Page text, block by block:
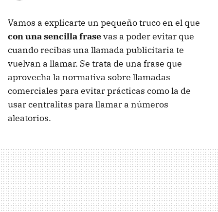
Vamos a explicarte un pequeño truco en el que
con una sencilla frasevas a poder evitar que
cuando recibas una llamada publicitaria te
vuelvan a llamar. Se trata de una frase que
aprovecha la normativa sobre llamadas
comerciales para evitar prácticas como la de
usar centralitas para llamar a números
aleatorios.